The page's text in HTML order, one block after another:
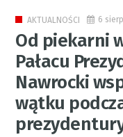
AKTUALNOŚCI 6
Od piekarni
Pałacu
Nawrocki
wątku